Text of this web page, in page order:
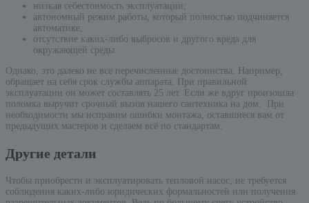
низкая себестоимость эксплуатации;
автономный режим работы, который полностью подчиняется
автоматике;
отсутствие каких-либо выбросов и другого вреда для
окружающей среды.
Однако, это далеко не все перечисленные достоинства. Например,
обращает на себя срок службы аппарата. При правильной
эксплуатации он может составлять 25 лет. Если же вдруг произошла
поломка выручит срочный вызов нашего сантехника на дом. При
необходимости мы исправим ошибки монтажа, оставшиеся вам от
предыдущих мастеров и сделаем всё по стандартам.
Другие детали
Чтобы приобрести и эксплуатировать тепловой насос, не требуется
соблюдения каких-либо юридических формальностей или получения